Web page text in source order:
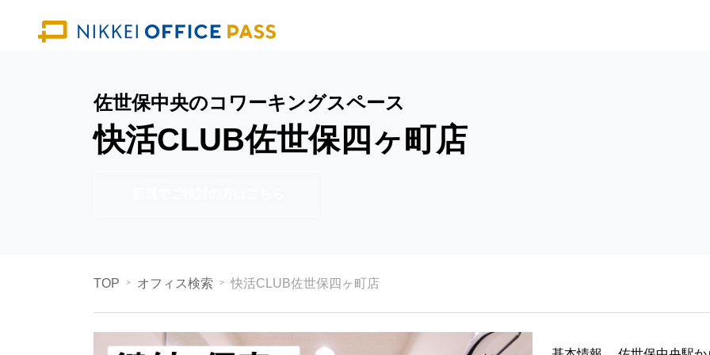
佐世保中央のコワーキングスペース
快活CLUB佐世保四ヶ町店
TOP オフィス検索 快活CLUB佐世保四ヶ町店